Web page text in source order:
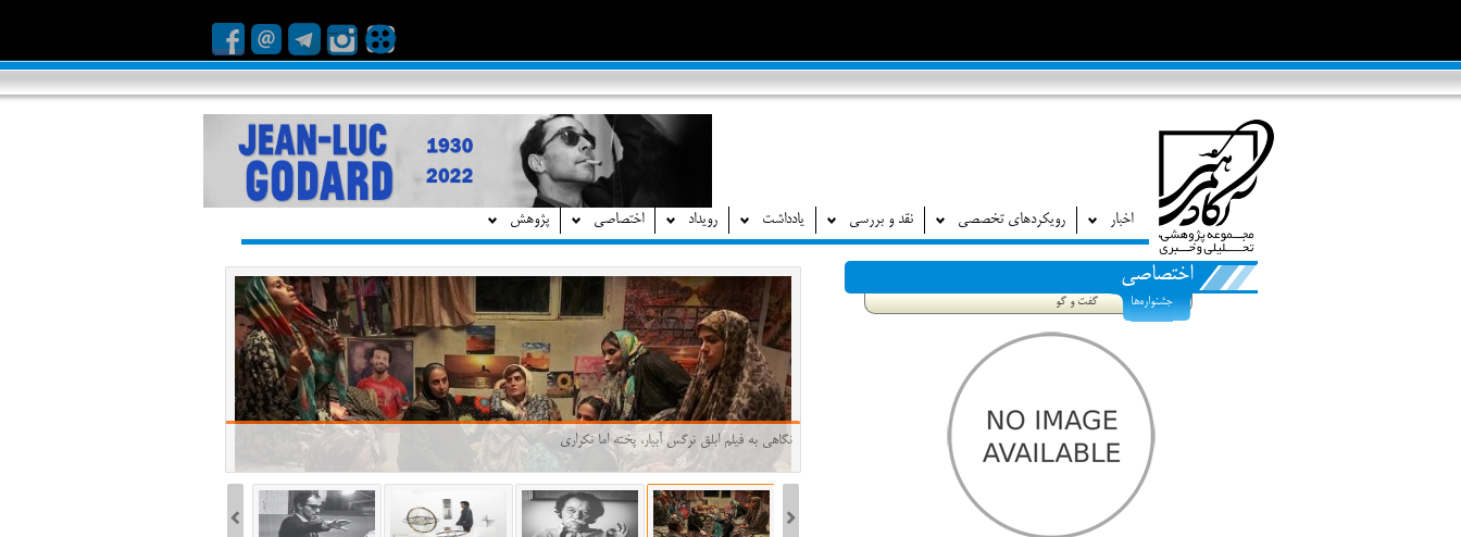
اخبار رویکردهای تخصصی نقد و بررسی یادداشت رویداد اختصاصی پژوهش
اختصاصی
جشنواره‌ها گفت و گو
نگاهی به فیلم ابلق نرگس آبیار، پخته اما تکراری